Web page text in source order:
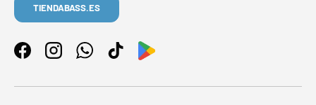
TIENDABASS.ES
FacebookInstagramWhatsAppTikTok